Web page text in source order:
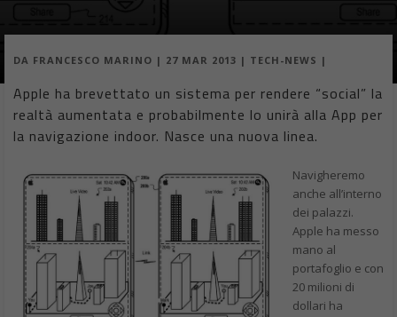
DA FRANCESCO MARINO | 27 MAR 2013 | TECH-NEWS |
Apple ha brevettato un sistema per rendere “social” la
realtà aumentata e probabilmente lo unirà alla App per
la navigazione indoor. Nasce una nuova linea.
Navigheremo
anche all’interno
dei palazzi.
Apple ha messo
mano al
portafoglio e con
20 milioni di
dollari ha